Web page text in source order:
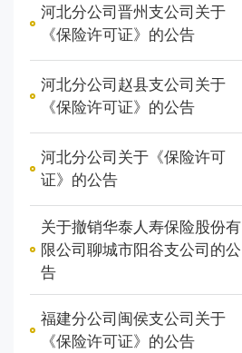
河北分公司晋州支公司关于
《保险许可证》的公告
河北分公司赵县支公司关于
《保险许可证》的公告
河北分公司关于《保险许可
证》的公告
关于撤销华泰人寿保险股份有
限公司聊城市阳谷支公司的公
告
福建分公司闽侯支公司关于
《保险许可证》的公告